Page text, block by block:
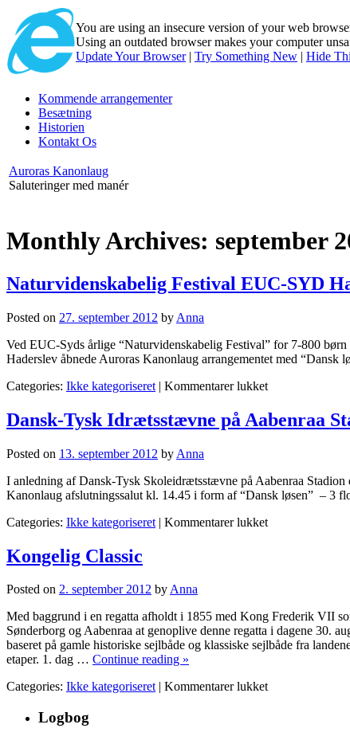
You are using an insecure version ofyour web
Using an outdated browser makes your computer
Update Your Browser| Try Something New | Hide
Kommende arrangementer
Besætning
Historien
Kontakt Os
Auroras Kanonlaug
Saluteringer med manér
Monthly Archives: september
Naturvidenskabelig Festival EUC-SYD
Posted on 27. september 2012 by Anna
Ved EUC-Syds årlige “Naturvidenskabelig Festival” for 7-800 børn
Haderslev åbnede Auroras Kanonlaug arrangementet med
Categories: Ikke kategoriseret | Kommentarer lukkettil
Festival
EUC-
Dansk-Tysk Idrætsstævne på Aabenraa
Posted on 13. september 2012 by Anna
I anledning af Dansk-Tysk Skoleidrætsstævne på Aabenraa Stadion
Kanonlaug afslutningssalut kl. 14.45 i form af “Dansk løsen” – 3
Categories: Ikke kategoriseret | Kommentarer lukkettil
Kongelig Classic
Posted on 2. september 2012 byAnna
Med baggrund i en regatta afholdt i 1855 med Kong Frederik VII
Sønderborg og Aabenraa at genoplive denne regatta i dagene 30.
baseret på gamle historiske sejlbåde og klassiske sejlbåde fra
etaper. 1. dag … Continue reading »
Categories: Ikke kategoriseret | Kommentarer lukkettil
Logbog